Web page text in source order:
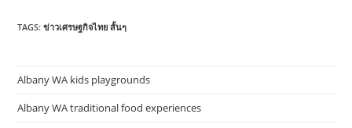
TAGS:ข่าวเศรษฐกิจไทย สั้นๆ
Albany WA kids playgrounds
Albany WA traditional food experiences